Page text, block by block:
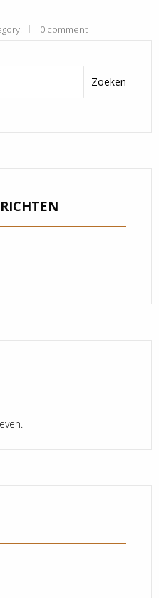
0 comment
Zoeken